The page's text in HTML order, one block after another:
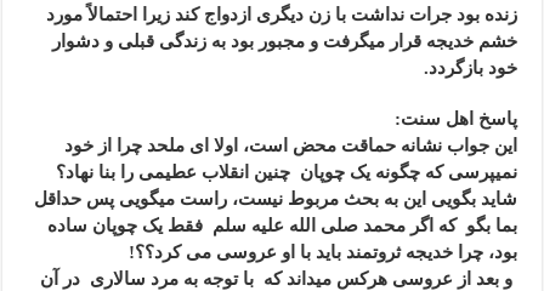
زنده بود جرات نداشت با زن دیگری ازدواج کند زیرا احتمالاً مورد
خشم خدیجه قرار میگرفت و مجبور بود به زندگی قبلی و دشوار
خود بازگردد.
پاسخ اهل سنت:
این جواب نشانه حماقت محض است، اولا ای ملحد چرا از خود
نمیپرسی که چگونه یک چوپان چنین انقلاب عطیمی را بنا نهاد؟
شاید بگویی این به بحث مربوط نیست، راست میگویی پس حداقل
بما بگو که اگر محمد صلی الله علیه سلم فقط یک چوپان ساده
بود، چرا خدیجه ثروتمند باید با او عروسی می کرد؟؟!
و بعد از عروسی هرکس میداند که با توجه به مرد سالاری در آن